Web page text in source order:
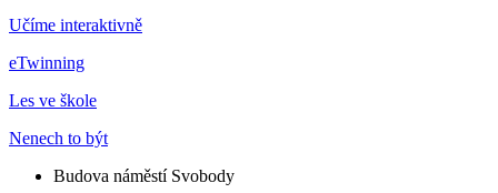
Učíme interaktivně
eTwinning
Les ve škole
Nenech to být
Budova náměstí Svobody